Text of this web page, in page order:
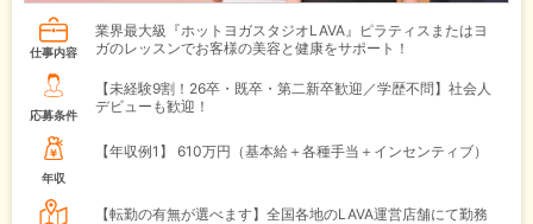
仕事内容
業界最大級『ホットヨガスタジオLAVA』ピラティスまたはヨ
ガのレッスンでお客様の美容と健康をサポート！
応募条件
【未経験9割！26卒・既卒・第二新卒歓迎／学歴不問】社会人
デビューも歓迎！
年収
【年収例1】 610万円（基本給＋各種手当＋インセンティブ）
【転勤の有無が選べます】全国各地のLAVA運営店舗にて勤務